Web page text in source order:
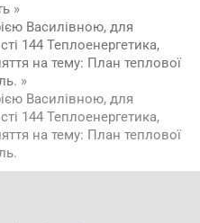
Василівною, для
144 Теплоенергетика,
на тему: План теплової
Василівною, для
144 Теплоенергетика,
на тему: План теплової